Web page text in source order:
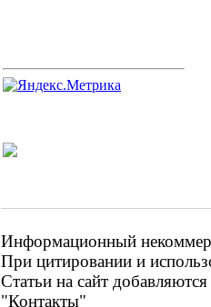
Информационный
При цитировании и
Статьи на сайт
"Контакты"